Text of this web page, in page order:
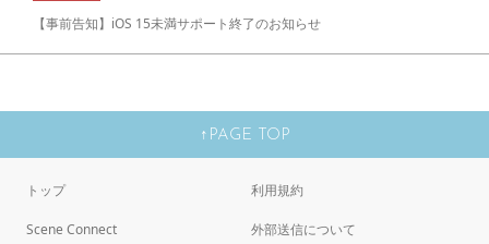
【事前告知】iOS 15未満サポート終了のお知らせ
↑PAGE TOP
トップ
Scene Connect
利用規約
外部送信について